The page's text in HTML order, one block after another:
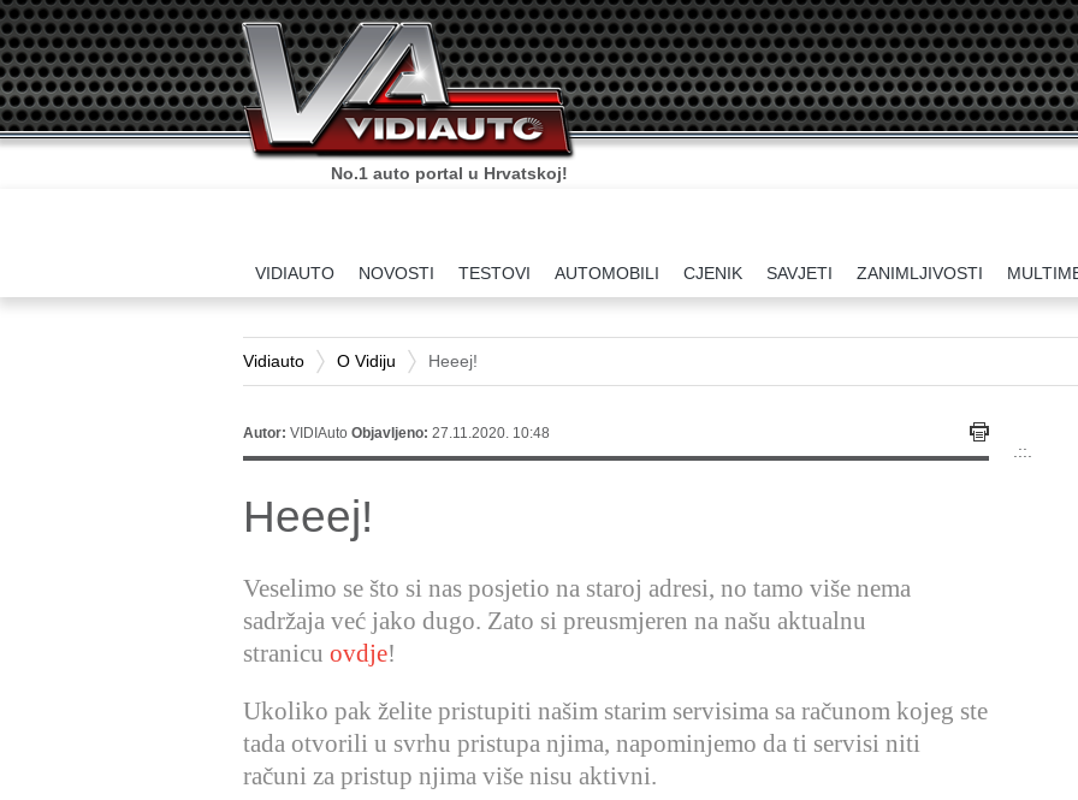
No.1 auto portal u Hrvatskoj!
VIDIAUTO NOVOSTI TESTOVI AUTOMOBILI CJENIK SAVJETI ZANIMLJIVOSTI
Vidiauto O Vidiju Heeej!
Autor: VIDIAuto Objavljeno: 27.11.2020. 10:48
Heeej!
Veselimo se što si nas posjetio na staroj adresi, no tamo više nema
sadržaja već jako dugo. Zato si preusmjeren na našu aktualnu
stranicu ovdje!
Ukoliko pak želite pristupiti našim starim servisima sa računom kojeg ste
tada otvorili u svrhu pristupa njima, napominjemo da ti servisi niti
računi za pristup njima više nisu aktivni.
.::.